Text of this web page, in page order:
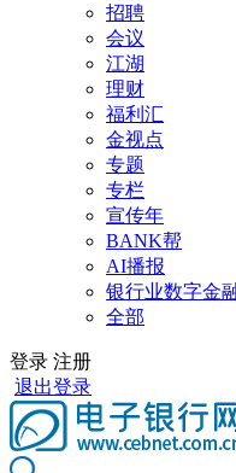
招聘
会议
江湖
理财
福利汇
金视点
专题
专栏
宣传年
BANK帮
AI播报
银行业数字金
全部
登录 注册
退出登录